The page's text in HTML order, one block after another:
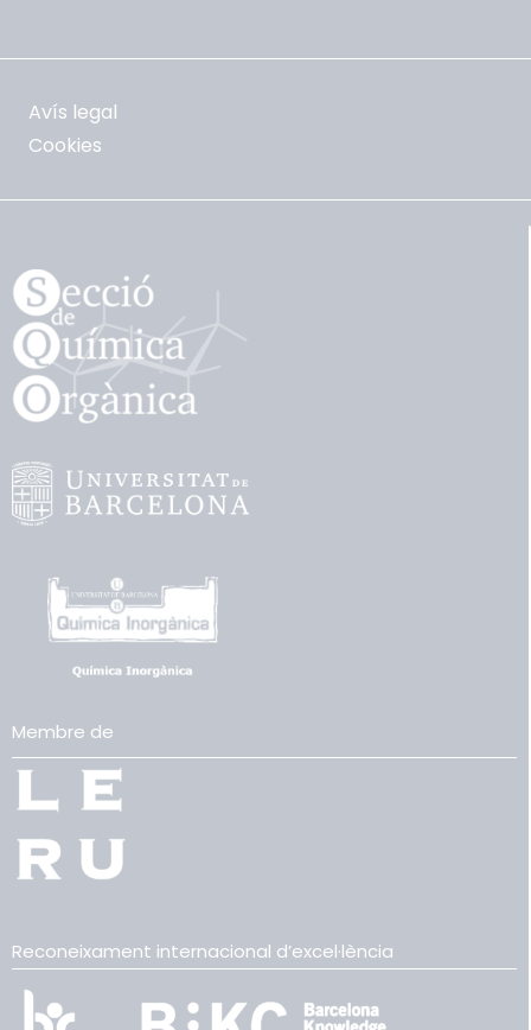
Avís legal
Cookies
Membre de
Reconeixament internacional d’excel·lència